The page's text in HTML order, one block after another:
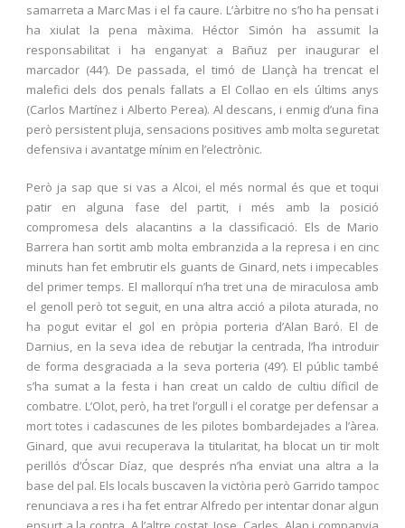
samarreta a Marc Mas i el fa caure. L’àrbitre no s’ho ha pensat i
ha xiulat la pena màxima. Héctor Simón ha assumit la
responsabilitat i ha enganyat a Bañuz per inaugurar el
marcador (44′). De passada, el timó de Llançà ha trencat el
malefici dels dos penals fallats a El Collao en els últims anys
(Carlos Martínez i Alberto Perea). Al descans, i enmig d’una fina
però persistent pluja, sensacions positives amb molta seguretat
defensiva i avantatge mínim en l’electrònic.
Però ja sap que si vas a Alcoi, el més normal és que et toqui
patir en alguna fase del partit, i més amb la posició
compromesa dels alacantins a la classificació. Els de Mario
Barrera han sortit amb molta embranzida a la represa i en cinc
minuts han fet embrutir els guants de Ginard, nets i impecables
del primer temps. El mallorquí n’ha tret una de miraculosa amb
el genoll però tot seguit, en una altra acció a pilota aturada, no
ha pogut evitar el gol en pròpia porteria d’Alan Baró. El de
Darnius, en la seva idea de rebutjar la centrada, l’ha introduir
de forma desgraciada a la seva porteria (49′). El públic també
s’ha sumat a la festa i han creat un caldo de cultiu díficil de
combatre. L’Olot, però, ha tret l’orgull i el coratge per defensar a
mort totes i cadascunes de les pilotes bombardejades a l’àrea.
Ginard, que avui recuperava la titularitat, ha blocat un tir molt
perillós d’Óscar Díaz, que després n’ha enviat una altra a la
base del pal. Els locals buscaven la victòria però Garrido tampoc
renunciava a res i ha fet entrar Alfredo per intentar donar algun